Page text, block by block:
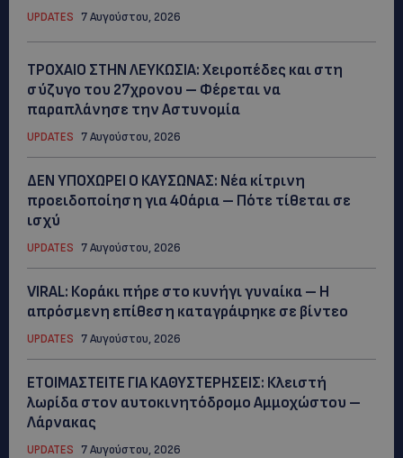
UPDATES 7 Αυγούστου, 2026
ΤΡΟΧΑΙΟ ΣΤΗΝ ΛΕΥΚΩΣΙΑ: Χειροπέδες και στη
σύζυγο του 27χρονου – Φέρεται να
παραπλάνησε την Αστυνομία
UPDATES 7 Αυγούστου, 2026
ΔΕΝ ΥΠΟΧΩΡΕΙ Ο ΚΑΥΣΩΝΑΣ: Νέα κίτρινη
προειδοποίηση για 40άρια – Πότε τίθεται σε
ισχύ
UPDATES 7 Αυγούστου, 2026
VIRAL: Κοράκι πήρε στο κυνήγι γυναίκα – Η
απρόσμενη επίθεση καταγράφηκε σε βίντεο
UPDATES 7 Αυγούστου, 2026
ΕΤΟΙΜΑΣΤΕΙΤΕ ΓΙΑ ΚΑΘΥΣΤΕΡΗΣΕΙΣ: Κλειστή
λωρίδα στον αυτοκινητόδρομο Αμμοχώστου –
Λάρνακας
UPDATES 7 Αυγούστου, 2026